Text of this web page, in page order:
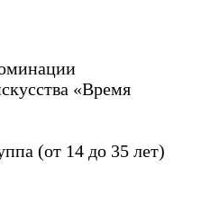
«Время
(от 14 до 35 лет)